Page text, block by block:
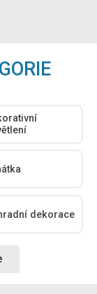
dekorace